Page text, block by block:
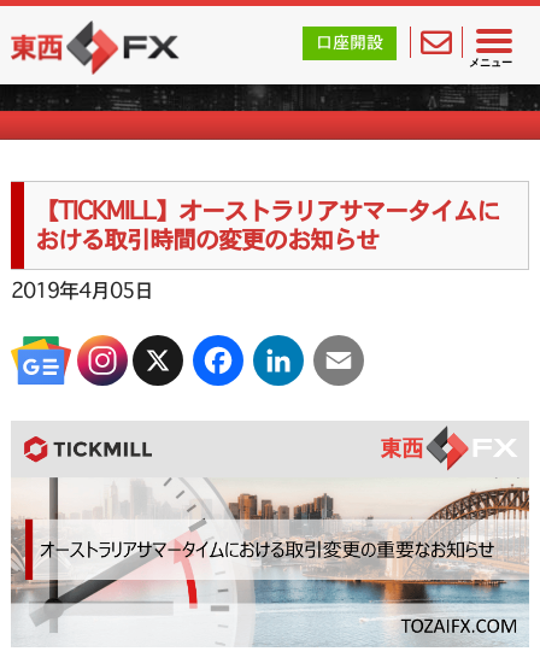
メニュー
東西FX｜海外FX会社（ブローカー）の無料口座開設サポ
口座開設
海外FXのお知らせ
【TICKMILL】オーストラリアサマータイムに
おける取引時間の変更のお知らせ
2019年4月05日